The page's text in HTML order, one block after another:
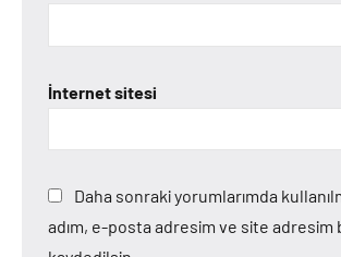
İnternet sitesi
Daha sonraki yorumlarımda
adım, e-posta adresim ve site adresim